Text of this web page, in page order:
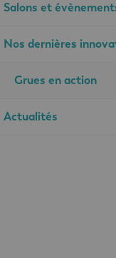
Salons et
Nos dernières
Grues en action
Actualités